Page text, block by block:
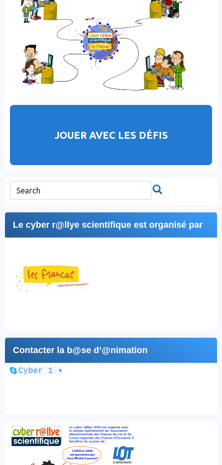
JOUER AVEC LES DÉFIS
Le cyber r@llye scientifique est organisé par
Contacter la b@se d’@nimation
Cyber 1 ▾